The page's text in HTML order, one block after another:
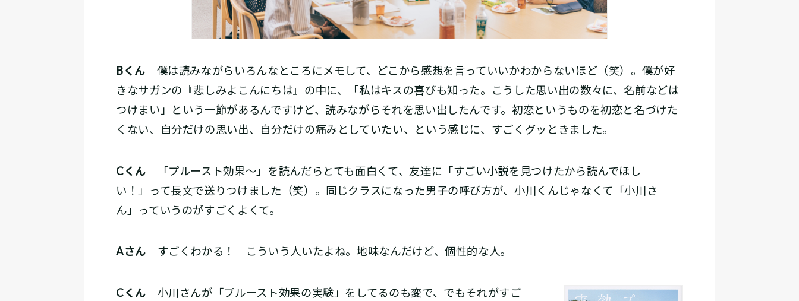
Bくん 僕は読みながらいろんなところにメモして、どこから感想を言っていいかわからないほど（笑）。僕が好
きなサガンの『悲しみよこんにちは』の中に、「私はキスの喜びも知った。こうした思い出の数々に、名前などは
つけまい」という一節があるんですけど、読みながらそれを思い出したんです。初恋というものを初恋と名づけた
くない、自分だけの思い出、自分だけの痛みとしていたい、という感じに、すごくグッときました。
Cくん 「プルースト効果～」を読んだらとても面白くて、友達に「すごい小説を見つけたから読んでほし
い！」って長文で送りつけました（笑）。同じクラスになった男子の呼び方が、小川くんじゃなくて「小川さ
ん」っていうのがすごくよくて。
Aさん すごくわかる！ こういう人いたよね。地味なんだけど、個性的な人。
Cくん 小川さんが「プルースト効果の実験」をしてるのも変で、でもそれがすご